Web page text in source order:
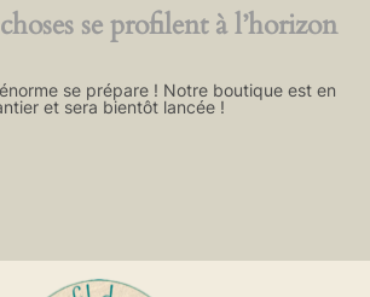
se profilent à l’horizon
se prépare ! Notre boutique est en
et sera bientôt lancée !